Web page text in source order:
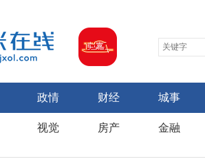
政情 财经 城事
视觉 房产 金融